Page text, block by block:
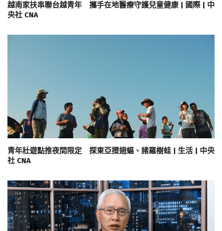
越南家扶串聯台越青年 攜手在地醫療守護兒童健康 | 國際 | 中
央社 CNA
青年壯遊點推夜間限定 探東亞摺翅蝠、諸羅樹蛙 | 生活 | 中央
社 CNA